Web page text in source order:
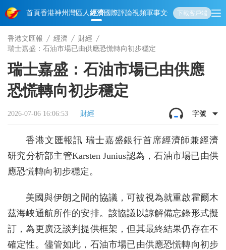
首頁香港神州 灣區人經濟國際評論視頻軍事文化 娛樂生活教育體
下載客戶端
香港文匯報 經濟
財經
瑞士嘉盛：石油市場已由供應恐慌轉向初步穩定
瑞士嘉盛：石油市場已由供應
恐慌轉向初步穩定
2026-07-06 16:06:53 財經 字號
香港文匯報訊 瑞士嘉盛銀行首席經濟師兼經濟
研究分析部主管Karsten Junius認為，石油市場已由供
應恐慌轉向初步穩定。
美國與伊朗之間的協議，可被視為就重啟霍爾木
茲海峽通航所作的安排。該協議以諒解備忘錄形式擬
訂，為更廣泛談判提供框架，但其最終結果仍存在不
確定性。儘管如此，石油市場已由供應恐慌轉向初步